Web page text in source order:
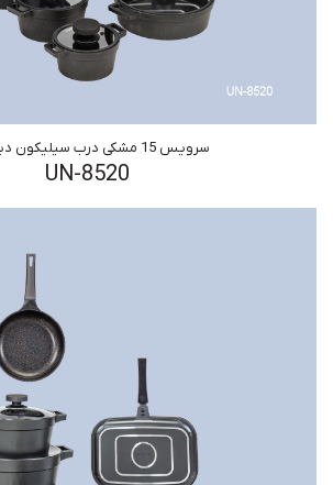
سرویس 15 مشکی درب سیلیکون دیاموند
UN-8520